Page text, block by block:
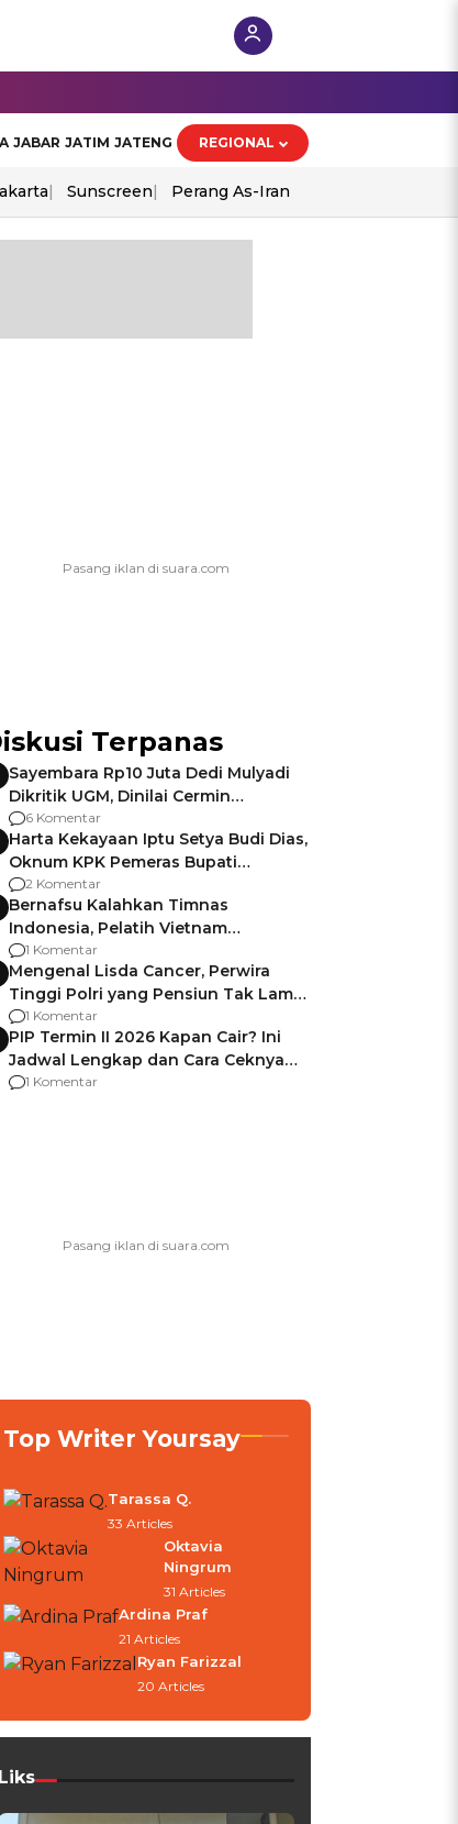
JABAR JATIM JATENG REGIONAL
Sunscreen Perang As-Iran
Terpanas
Sayembara Rp10 Juta Dedi Mulyadi
Dikritik UGM, Dinilai Cermin
Gagalnya Negara Jamin Keamanan
6 Komentar
Harta Kekayaan Iptu Setya Budi Dias,
Oknum KPK Pemeras Bupati
Pemalang
2 Komentar
Bernafsu Kalahkan Timnas
Indonesia, Pelatih Vietnam
Berencana Pakai Jimat di Pakansari
1 Komentar
Mengenal Lisda Cancer, Perwira
Tinggi Polri yang Pensiun Tak Lama
Usai Jadi Brigjen
1 Komentar
PIP Termin II 2026 Kapan Cair? Ini
Jadwal Lengkap dan Cara Ceknya
agar Dana Tidak Hangus!
1 Komentar
Top Writer Yoursay
Tarassa Q.
33 Articles
Oktavia
Ningrum
31 Articles
Ardina Praf
21 Articles
Ryan Farizzal
20 Articles
Liks